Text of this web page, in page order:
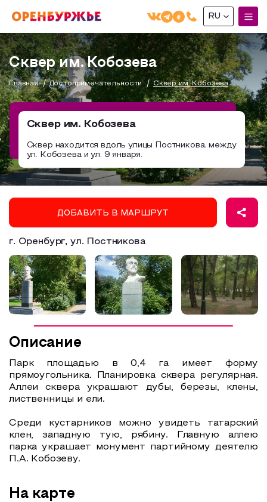
О РЕГИОНЕ
О регионе
Бузулук и Бузулукский район
Соль-Илецкий район
МОЙ МАРШРУТ
Маршруты от туроператоров
Промышленный туризм
Аудио маршруты
Автотуризм
Образовательный туризм
Аттестованные экскурсоводы
Маршруты от экскурсоводов
Все маршруты
Доступная среда
ГДЕ ПОЕСТЬ
СУВЕНИРЫ
RU
English(EN)
Русский(RU)
Сквер им. Кобозева
Главная Достопримечательности Сквер им. Кобозева
Сквер им. Кобозева
Сквер находится вдоль улицы Постникова, между
ул. Кобозева и ул. 9 января.
ДОБАВИТЬ В МАРШРУТ
г. Оренбург, ул. Постникова
Описание
Парк площадью в 0,4 га имеет форму
прямоугольника. Планировка сквера регулярная.
Аллеи сквера украшают дубы, березы, клены,
лиственницы и ели.
Среди кустарников можно увидеть татарский
клен, западную тую, рябину. Главную аллею
парка украшает монумент партийному деятелю
П.А. Кобозеву.
На карте